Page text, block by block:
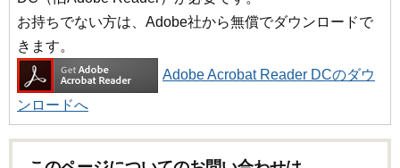
お持ちでない方は、Adobe社から無償でダウンロードで
きます。
Adobe Acrobat Reader DCのダウ
ンロードへ